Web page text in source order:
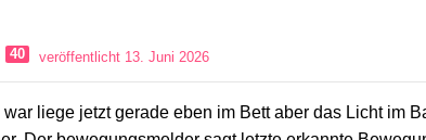
40 veröffentlicht 13. Juni 2026
liege jetzt gerade eben im Bett aber das Licht im